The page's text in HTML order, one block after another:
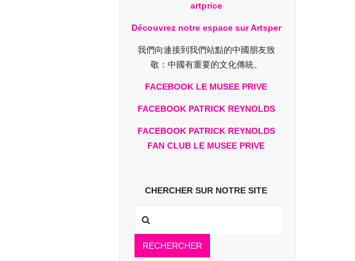
artprice
Découvrez notre espace sur Artsper
我們向連接到我們站點的中國朋友致
敬：中國有重要的文化傳統。
FACEBOOK LE MUSEE PRIVE
FACEBOOK PATRICK REYNOLDS
FACEBOOK PATRICK REYNOLDS
FAN CLUB LE MUSEE PRIVE
CHERCHER SUR NOTRE SITE
RECHERCHER